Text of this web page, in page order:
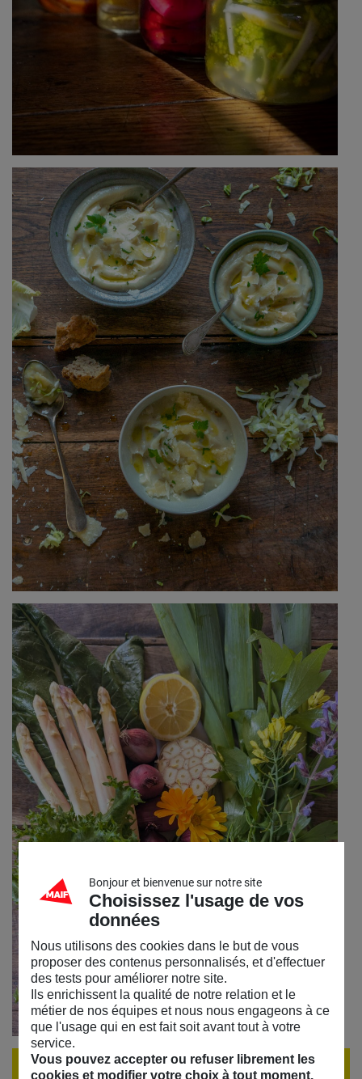
Bonjour et bienvenue sur notre site
Choisissez l'usage de vos
données
Nous utilisons des cookies dans le but de vous
proposer des contenus personnalisés, et d'effectuer
des tests pour améliorer notre site.
Ils enrichissent la qualité de notre relation et le
métier de nos équipes et nous nous engageons à ce
que l'usage qui en est fait soit avant tout à votre
service.
Vous pouvez accepter ou refuser librement les
cookies et modifier votre choix à tout moment.